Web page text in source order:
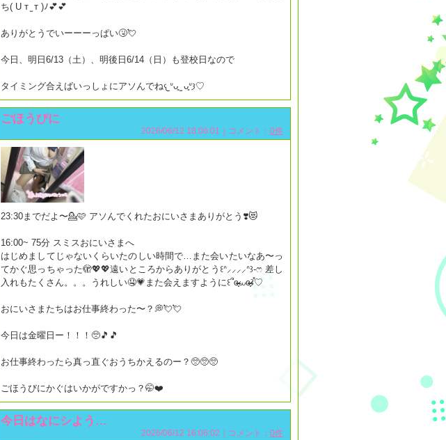
ち( U т ̫ т )ﾉ💕💕
ありがとうでいーーーっぱい🤧💘
今日、明日6/13（土）、明後日6/14（日）も登校日なので
タイミング合えばいっしょにアソんでね𐔌ᐡᴗ͈ ̫ ᴗ͈ᐡ𐦯♡
ごほうびに
2026/06/12 18:06:01｜コメント： 0件
23:30までだよ〜💁🩷 アソんでくれたおにいさまありがとう❣️😻
16:00~ 75分 スミスおにいさまへ
はじめましてじゃないくらいたのしい時間で…また会いたいなあ〜っ
てかぐ思っちゃった🫣💖💖遠いところからありがとう꒰ᐢ⸝⸝⸝⸝ᐢ꒱-ෆ‪ ‪差し
入れもたくさん。。。うれしい🤤💗また会えますように꒰՞ɞ̴̶̷̥⩊ɞ̴̶̷̥꒱֯♡
おにいさまたちはお仕事終わった〜？💭💘💘
今日は金曜日ー！！！🥺🎵🎵
お仕事終わったら真っ直ぐおうちかえるのー？🥺🥺🥺
ごほうびにかぐはいかがですかっ？🤭❤️
今日はなにシよう…
2026/06/12 16:06:02｜コメント： 0件